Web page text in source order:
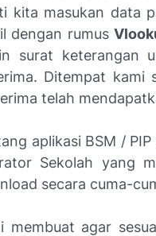
kita masukan data
dengan rumus
surat keterangan
Ditempat kami
telah
aplikasi BSM /
Sekolah yang
secara cuma-
membuat agar